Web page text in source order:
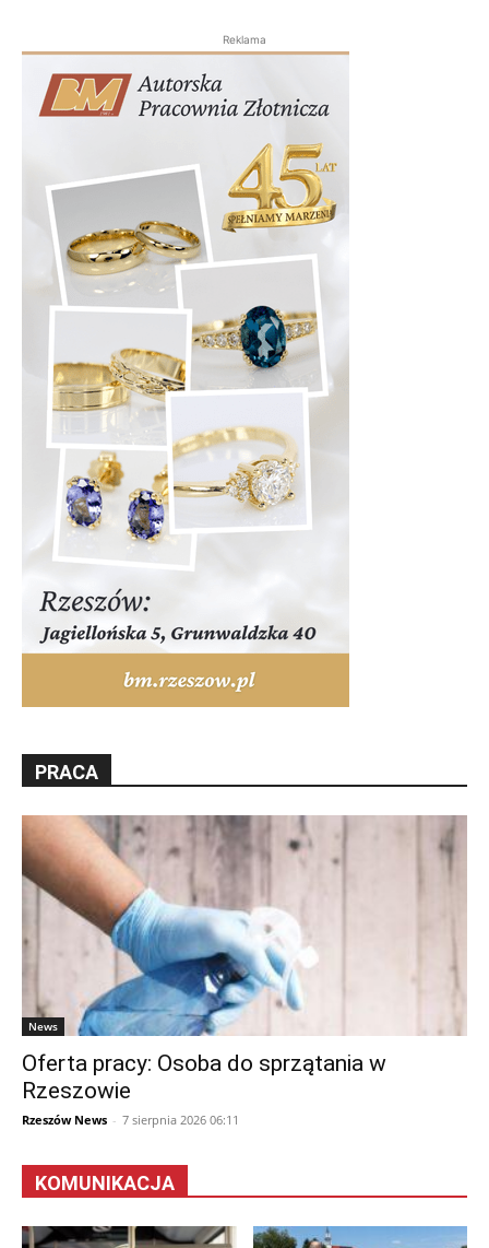
Reklama
PRACA
News
Oferta pracy: Osoba do sprzątania w
Rzeszowie
Rzeszów News - 7 sierpnia 2026 06:11
KOMUNIKACJA